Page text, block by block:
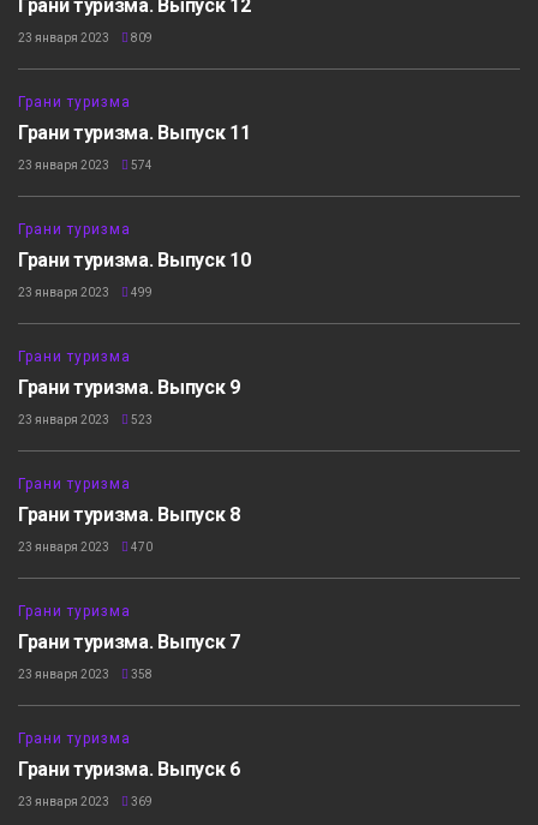
Грани туризма. Выпуск 12
23 января 2023 809
9:37
Грани туризма
Грани туризма. Выпуск 11
23 января 2023 574
10:59
Грани туризма
Грани туризма. Выпуск 10
23 января 2023 499
8:03
Грани туризма
Грани туризма. Выпуск 9
23 января 2023 523
12:32
Грани туризма
Грани туризма. Выпуск 8
23 января 2023 470
6:50
Грани туризма
Грани туризма. Выпуск 7
23 января 2023 358
5:12
Грани туризма
Грани туризма. Выпуск 6
23 января 2023 369